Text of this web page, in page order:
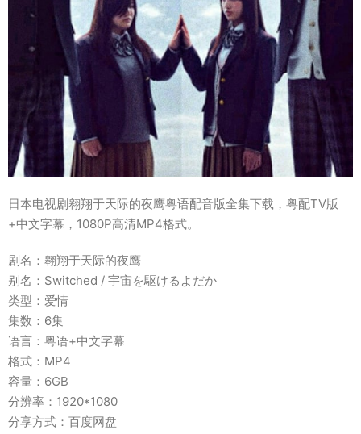
日本电视剧翱翔于天际的夜鹰粤语配音版全集下载，粤配TV版
+中文字幕，1080P高清MP4格式。
剧名：翱翔于天际的夜鹰
别名：Switched / 宇宙を駆けるよだか
类型：爱情
集数：6集
语言：粤语+中文字幕
格式：MP4
容量：6GB
分辨率：1920*1080
分享方式：百度网盘